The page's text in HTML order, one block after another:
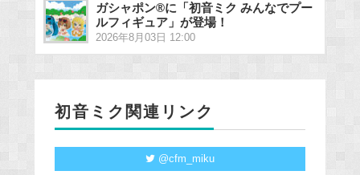
ガシャポン®に「初音ミク みんなでプー
ルフィギュア」が登場！
2026年8月03日 12:00
初音ミク関連リンク
@cfm_miku